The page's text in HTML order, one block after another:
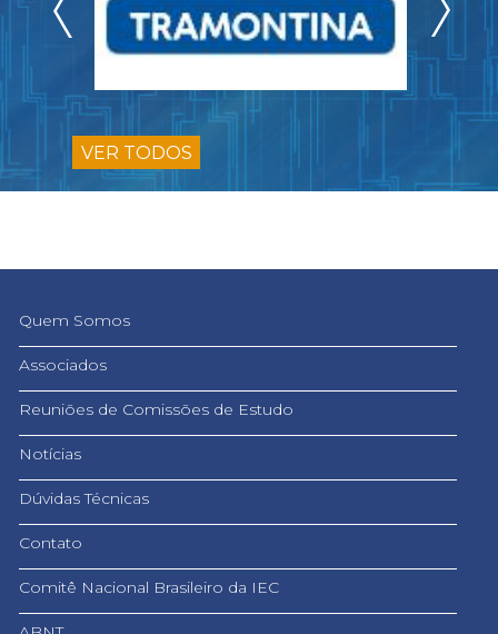
VER TODOS
Quem Somos
Associados
Reuniões de Comissões de Estudo
Notícias
Dúvidas Técnicas
Contato
Comitê Nacional Brasileiro da IEC